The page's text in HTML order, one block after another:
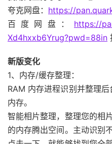
夸克网盘： https://
百度网盘： https://
Xd4hxxb6Yrug?pwd=88in
新版变化
1、内存/缓存整理：
RAM 内存进程识别并整理
内存。
智能相片整理，整理您的相
的内存腾出空间。主动识别